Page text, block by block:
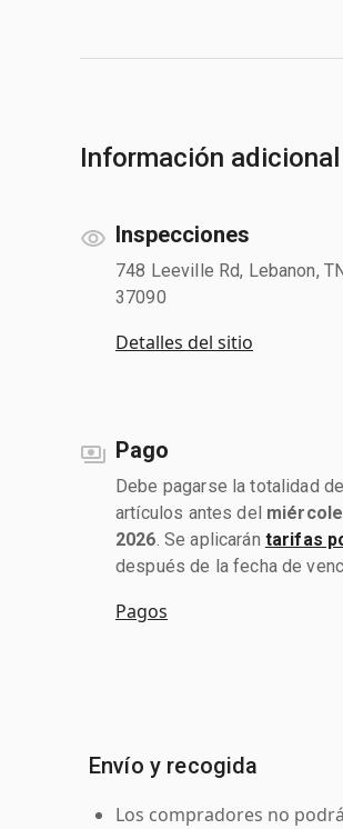
Información adicional
Inspecciones
748 Leeville Rd, Lebanon,
37090
Detalles del sitio
Pago
Debe pagarse la totalidad
artículos antes del
2026 . Se aplicarán tarifas
después de la fecha de
Pagos
Envío y recogida
Los compradores no